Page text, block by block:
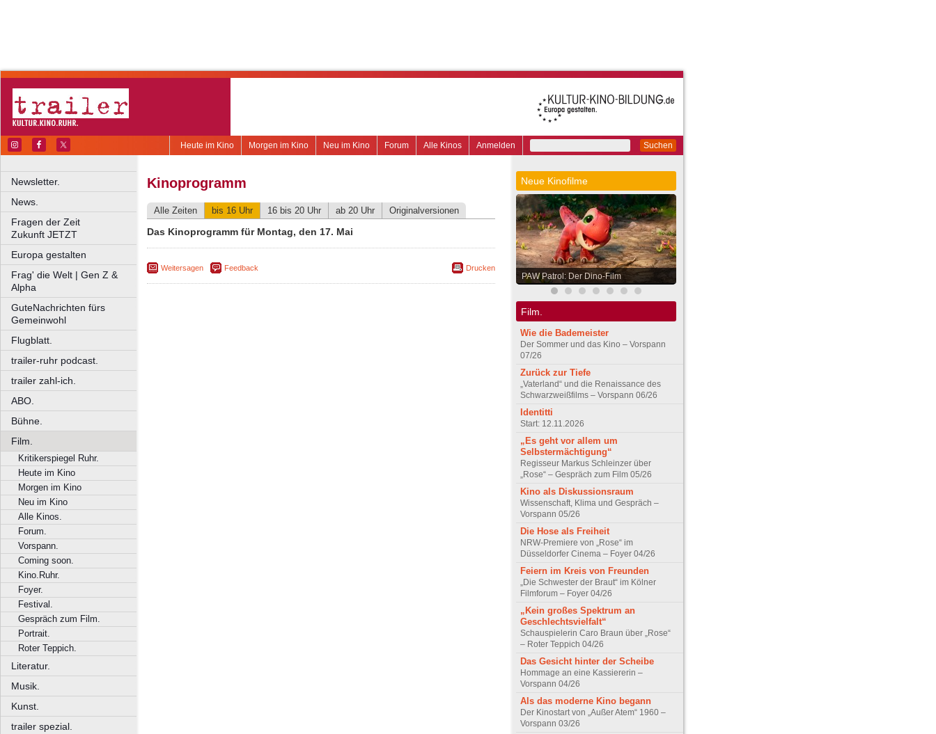
Suchen
Anmelden
Alle Kinos
Forum
Neu im Kino
Morgen im Kino
Heute im Kino
Newsletter.
News.
Fragen der Zeit
Zukunft JETZT
Europa gestalten
Frag' die Welt | Gen Z &
Alpha
GuteNachrichten fürs
Gemeinwohl
Flugblatt.
trailer-ruhr podcast.
trailer zahl-ich.
ABO.
Bühne.
Film.
Kritikerspiegel Ruhr.
Heute im Kino
Morgen im Kino
Neu im Kino
Alle Kinos.
Forum.
Vorspann.
Coming soon.
Kino.Ruhr.
Foyer.
Festival.
Gespräch zum Film.
Portrait.
Roter Teppich.
Literatur.
Musik.
Kunst.
trailer spezial.
Kinoprogramm
Alle Zeiten bis 16 Uhr 16 bis 20 Uhr ab 20 Uhr Originalversionen
Das Kinoprogramm für Montag, den 17. Mai
Weitersagen Feedback Drucken
Neue Kinofilme
PAW Patrol: Der Dino-Film
Film.
Wie die Bademeister
Der Sommer und das Kino – Vorspann
07/26
Zurück zur Tiefe
„Vaterland“ und die Renaissance des
Schwarzweißfilms – Vorspann 06/26
Identitti
Start: 12.11.2026
„Es geht vor allem um
Selbstermächtigung“
Regisseur Markus Schleinzer über
„Rose“ – Gespräch zum Film 05/26
Kino als Diskussionsraum
Wissenschaft, Klima und Gespräch –
Vorspann 05/26
Die Hose als Freiheit
NRW-Premiere von „Rose“ im
Düsseldorfer Cinema – Foyer 04/26
Feiern im Kreis von Freunden
„Die Schwester der Braut“ im Kölner
Filmforum – Foyer 04/26
„Kein großes Spektrum an
Geschlechtsvielfalt“
Schauspielerin Caro Braun über „Rose“
– Roter Teppich 04/26
Das Gesicht hinter der Scheibe
Hommage an eine Kassiererin –
Vorspann 04/26
Als das moderne Kino begann
Der Kinostart von „Außer Atem“ 1960 –
Vorspann 03/26